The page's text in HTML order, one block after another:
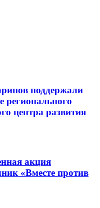
поддержали
регионального
центра развития
акция
«Вместе против